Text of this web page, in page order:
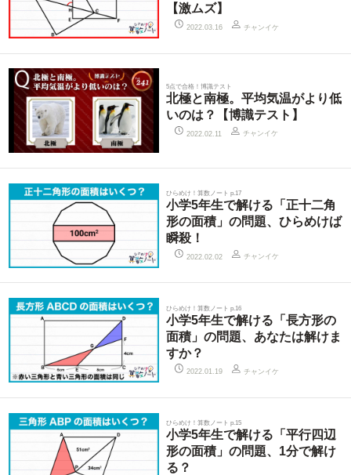
【激ムズ】
2022.03.16 チャンイケ
5点で合格！博識テスト
北極と南極。平均気温がより低
いのは？【博識テスト】
2022.02.11 チャンイケ
ひらめけ！算数ノート p.17
小学5年生で解ける「正十二角
形の面積」の問題、ひらめけば
瞬殺！
2022.02.02 チャンイケ
ひらめけ！算数ノート p.16
小学5年生で解ける「長方形の
面積」の問題、あなたは解けま
すか？
2022.01.19 チャンイケ
ひらめけ！算数ノート p.15
小学5年生で解ける「平行四辺
形の面積」の問題、1分で解け
る？